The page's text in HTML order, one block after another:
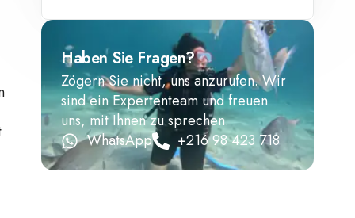
Haben Sie Fragen?
Zögern Sie nicht, uns anzurufen. Wir
sind ein Expertenteam und freuen
uns, mit Ihnen zu sprechen.
WhatsApp
+216 98 423 718